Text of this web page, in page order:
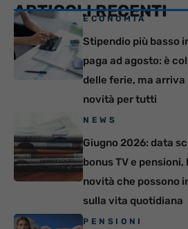
ARTICOLI RECENTI
ECONOMIA
Stipendio più basso
paga ad agosto: è
delle ferie, ma arriva
novità per tutti
NEWS
Giugno 2026: data
bonus TV e pensioni,
novità che possono
sulla vita quotidiana
PENSIONI